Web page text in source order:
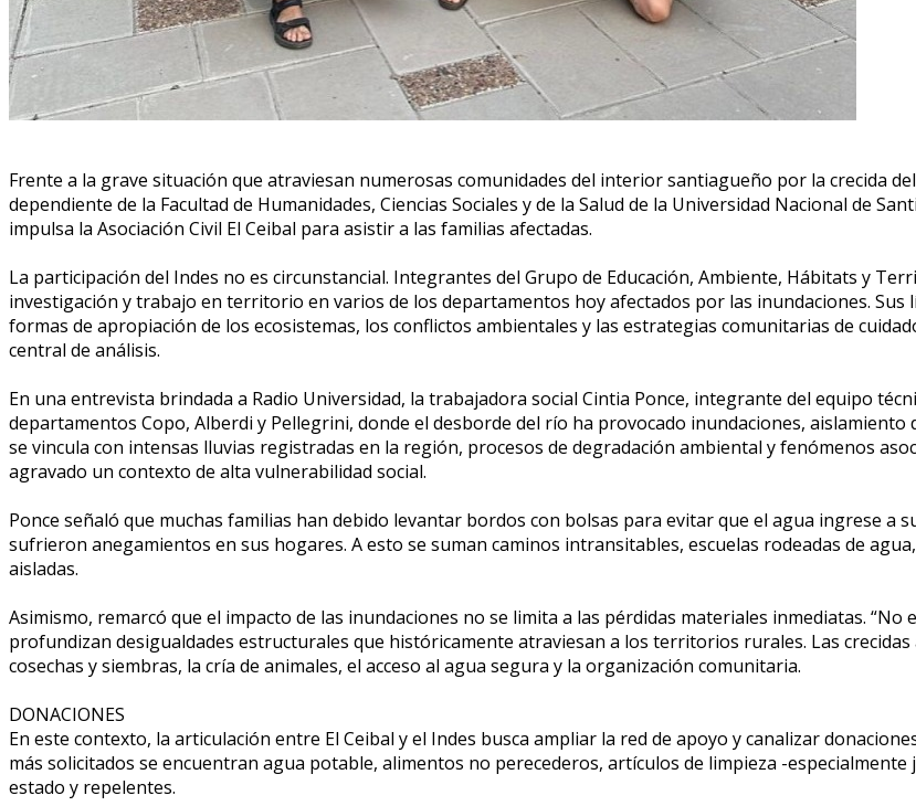
Frente a la grave situación que atraviesan numerosas comunidades del interior santiagueño por la crecida
dependiente de la Facultad de Humanidades, Ciencias Sociales y de la Salud de la Universidad Nacional de
impulsa la Asociación Civil El Ceibal para asistir a las familias afectadas.
La participación del Indes no es circunstancial. Integrantes del Grupo de Educación, Ambiente, Hábitats y
investigación y trabajo en territorio en varios de los departamentos hoy afectados por las inundaciones.
formas de apropiación de los ecosistemas, los conflictos ambientales y las estrategias comunitarias de
central de análisis.
En una entrevista brindada a Radio Universidad, la trabajadora social Cintia Ponce, integrante del equipo
departamentos Copo, Alberdi y Pellegrini, donde el desborde del río ha provocado inundaciones,
se vincula con intensas lluvias registradas en la región, procesos de degradación ambiental y fenómenos
agravado un contexto de alta vulnerabilidad social.
Ponce señaló que muchas familias han debido levantar bordos con bolsas para evitar que el agua ingrese a
sufrieron anegamientos en sus hogares. A esto se suman caminos intransitables, escuelas rodeadas de
aisladas.
Asimismo, remarcó que el impacto de las inundaciones no se limita a las pérdidas materiales inmediatas.
profundizan desigualdades estructurales que históricamente atraviesan a los territorios rurales. Las
cosechas y siembras, la cría de animales, el acceso al agua segura y la organización comunitaria.
DONACIONES
En este contexto, la articulación entre El Ceibal y el Indes busca ampliar la red de apoyo y canalizar
más solicitados se encuentran agua potable, alimentos no perecederos, artículos de limpieza -
estado y repelentes.